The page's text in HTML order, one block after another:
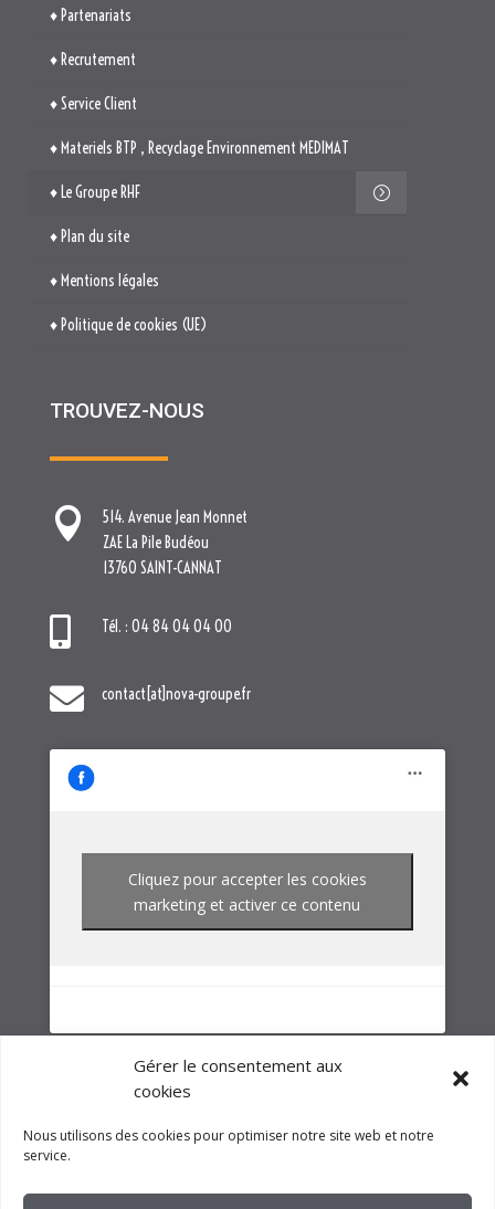
Gérer le consentement aux
cookies
Nous utilisons des cookies pour optimiser notre site web et notre
service.
♦ Le Groupe RHF
♦ Plan du site
♦ Mentions légales
♦ Politique de cookies (UE)
TROUVEZ-NOUS
514. Avenue Jean Monnet

 contact[at]nova-groupe.fr
Cliquez pour accepter les cookies